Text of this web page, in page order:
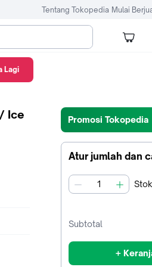
Tentang Tokopedia Mulai
Promosi Tokopedia
Atur jumlah dan
jumlah Stok
Subtotal
+
Ice
Lagi